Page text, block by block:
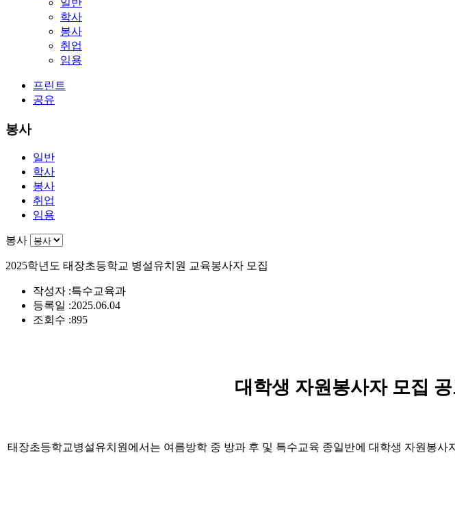
학사
봉사
취업
임용
프린트
공유
봉사
일반
학사
봉사
취업
임용
봉사
2025학년도 태장초등학교 병설유치원 교육봉사자 모집
작성자 :특수교육과
등록일 :2025.06.04
조회수 :895
대학생 자원봉사자 모집
태장초등학교병설유치원에서는 여름방학 중 방과 후 및 특수교육 종일반에 대학생 자원봉